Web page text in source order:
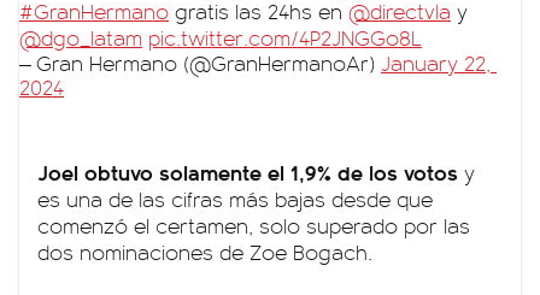
#GranHermano gratis las 24hs en @directvla
@dgo_latam pic.twitter.com/4P2JNGGo8L
— Gran Hermano (@GranHermanoAr) January 22,
2024
Joel obtuvo solamente el 1,9% de los votos y
es una de las cifras más bajas desde que
comenzó el certamen, solo superado por las
dos nominaciones de Zoe Bogach.